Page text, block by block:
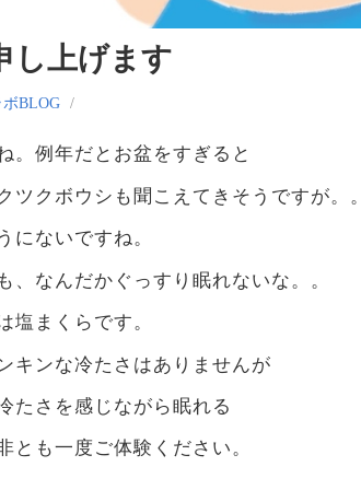
し上げます
BLOG /
。例年だとお盆をすぎると
ツクボウシも聞こえてきそうですが。。
にないですね。
、なんだかぐっすり眠れないな。。
塩まくらです。
キンな冷たさはありませんが
たさを感じながら眠れる
とも一度ご体験ください。